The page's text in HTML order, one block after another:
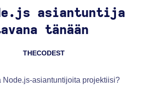
asiantuntija
tänään
THECODEST
Node.js-asiantuntijoita projektiisi?